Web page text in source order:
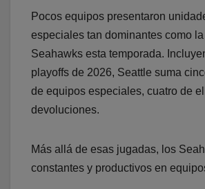
Pocos equipos presentaron
especiales tan dominantes como
Seahawks esta temporada.
playoffs de 2026, Seattle suma
de equipos especiales, cuatro de
devoluciones.
Más allá de esas jugadas, los
constantes y productivos en